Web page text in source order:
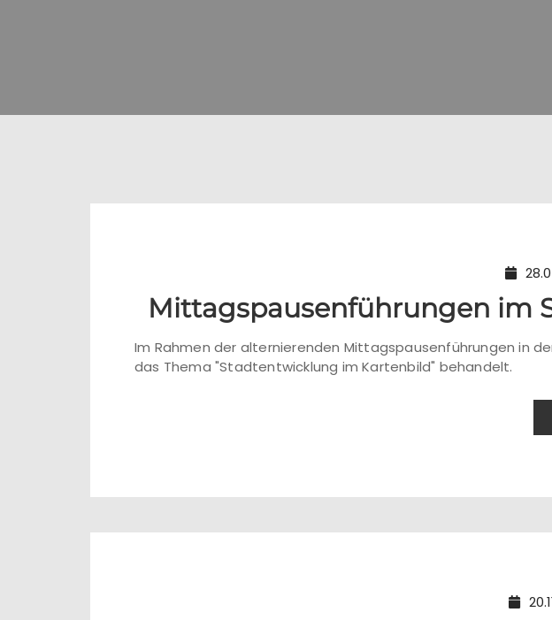
Mittagspausenführungen im
Im Rahmen der alternierenden Mittagspausenführungen in
das Thema "Stadtentwicklung im Kartenbild" behandelt.